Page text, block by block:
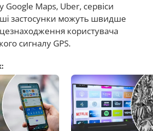
Maps, Uber, сервіси
застосунки можуть швидше
користувача
сигналу GPS.